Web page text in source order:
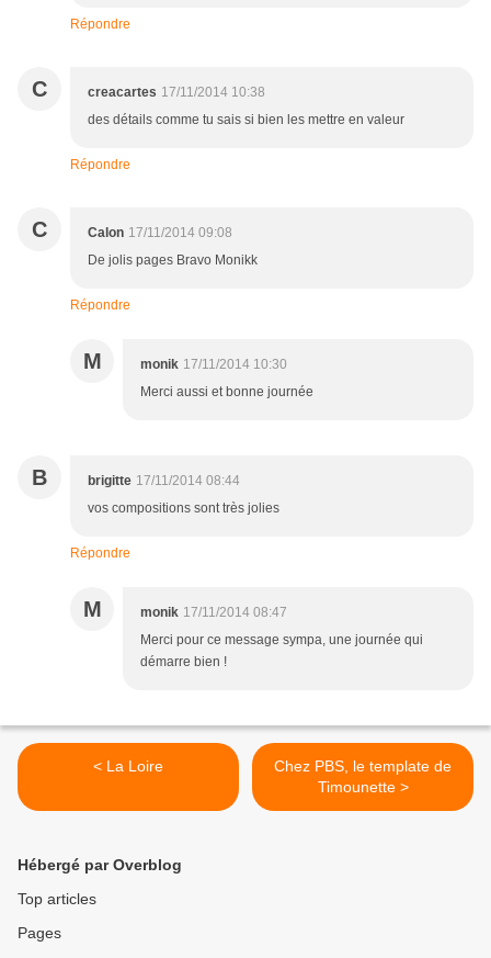
Répondre
C creacartes 17/11/2014 10:38
des détails comme tu sais si bien les mettre en valeur
Répondre
C Calon 17/11/2014 09:08
De jolis pages Bravo Monikk
Répondre
M monik 17/11/2014 10:30
Merci aussi et bonne journée
B brigitte 17/11/2014 08:44
vos compositions sont très jolies
Répondre
M monik 17/11/2014 08:47
Merci pour ce message sympa, une journée qui
démarre bien !
< La Loire
Chez PBS, le template de
Timounette >
Hébergé par Overblog
Top articles
Pages